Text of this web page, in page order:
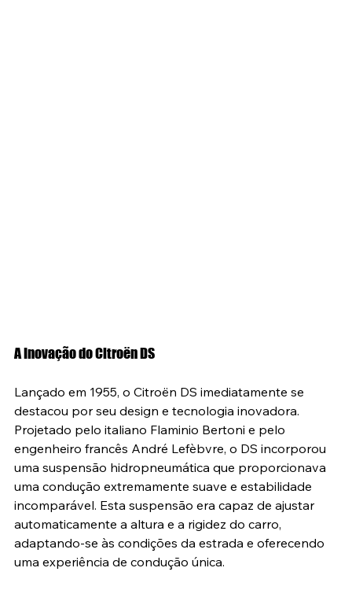
A Inovação do Citroën DS
Lançado em 1955, o Citroën DS imediatamente se
destacou por seu design e tecnologia inovadora.
Projetado pelo italiano Flaminio Bertoni e pelo
engenheiro francês André Lefèbvre, o DS incorporou
uma suspensão hidropneumática que proporcionava
uma condução extremamente suave e estabilidade
incomparável. Esta suspensão era capaz de ajustar
automaticamente a altura e a rigidez do carro,
adaptando-se às condições da estrada e oferecendo
uma experiência de condução única.